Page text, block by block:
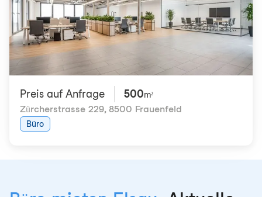
Preis auf Anfrage 500m²
Zürcherstrasse 229, 8500 Frauenfeld
Büro